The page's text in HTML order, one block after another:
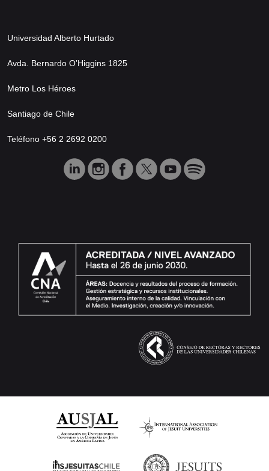
Universidad Alberto Hurtado
Avda. Bernardo O’Higgins 1825
Metro Los Héroes
Santiago de Chile
Teléfono +56 2 2692 0200